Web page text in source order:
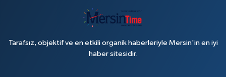
Tarafsız, objektif ve en etkili organik haberleriyle Mersin'in en iyi
haber sitesidir.